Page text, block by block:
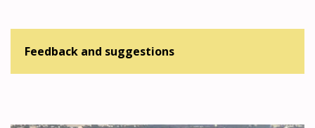
Feedback and suggestions